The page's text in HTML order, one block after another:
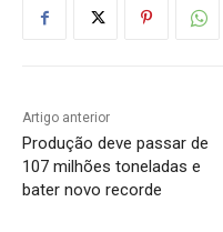
Artigo anterior
Produção deve passar de
107 milhões toneladas e
bater novo recorde